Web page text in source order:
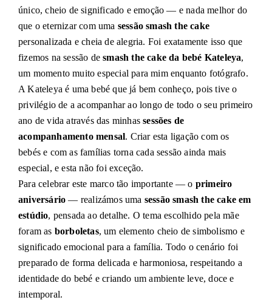
único, cheio de significado e emoção — e nada melhor do
que o eternizar com uma sessão smash the cake
personalizada e cheia de alegria. Foi exatamente isso que
fizemos na sessão desmash the cake da bebé Kateleya,
um momento muito especial para mim enquanto fotógrafo.
A Kateleya é uma bebé que já bem conheço, pois tive o
privilégio de a acompanhar ao longo de todo o seu primeiro
ano de vida através das minhassessões de
acompanhamento mensal. Criar esta ligação com os
bebés e com as famílias torna cada sessão ainda mais
especial, e esta não foi exceção.
Para celebrar este marco tão importante — o primeiro
aniversário — realizámos uma sessão smash the cake em
estúdio, pensada ao detalhe. O tema escolhido pela mãe
foram as borboletas, um elemento cheio de simbolismo e
significado emocional para a família. Todo o cenário foi
preparado de forma delicada e harmoniosa, respeitando a
identidade do bebé e criando um ambiente leve, doce e
intemporal.